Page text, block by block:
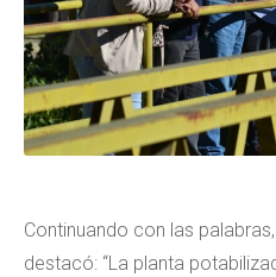
Continuando con las
destacó: “La planta